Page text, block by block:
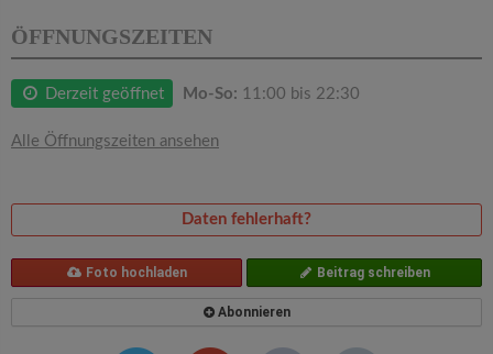
ÖFFNUNGSZEITEN
Derzeit geöffnet Mo-So: 11:00 bis 22:30
Alle Öffnungszeiten ansehen
Daten fehlerhaft?
Foto hochladen Beitrag schreiben
Abonnieren
t
n